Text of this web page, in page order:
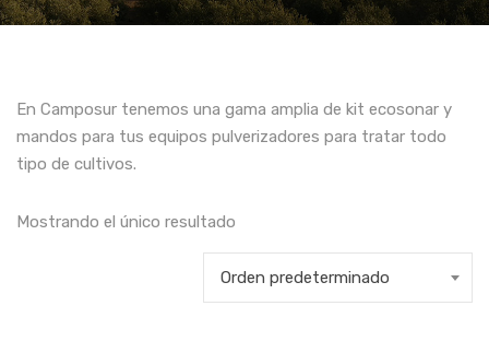
En Camposur tenemos una gama amplia de kit ecosonar y
mandos para tus equipos pulverizadores para tratar todo
tipo de cultivos.
Mostrando el único resultado
Orden predeterminado